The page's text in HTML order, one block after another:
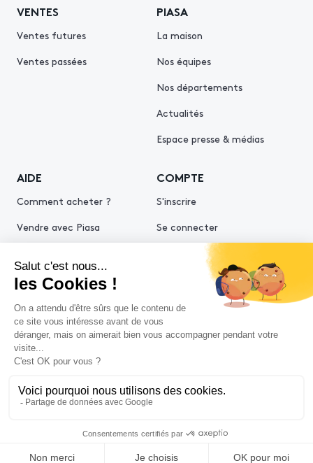
VENTES
Ventes futures
Ventes passées
PIASA
La maison
Nos équipes
Nos départements
Actualités
Espace presse & médias
AIDE
Comment acheter ?
Vendre avec Piasa
COMPTE
S'inscrire
Se connecter
Politiques de confidentialitéPolitique cookies
Conditions générales d'utilisation